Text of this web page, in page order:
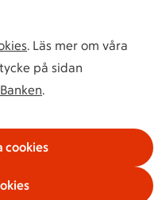
. Läs mer om våra
på sidan
.
cookies